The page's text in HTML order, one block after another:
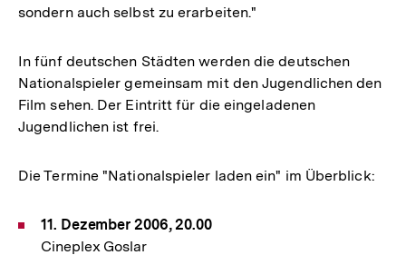
sondern auch selbst zu erarbeiten."
In fünf deutschen Städten werden die deutschen
Nationalspieler gemeinsam mit den Jugendlichen den
Film sehen. Der Eintritt für die eingeladenen
Jugendlichen ist frei.
Die Termine "Nationalspieler laden ein" im Überblick:
11. Dezember 2006, 20.00
Cineplex Goslar